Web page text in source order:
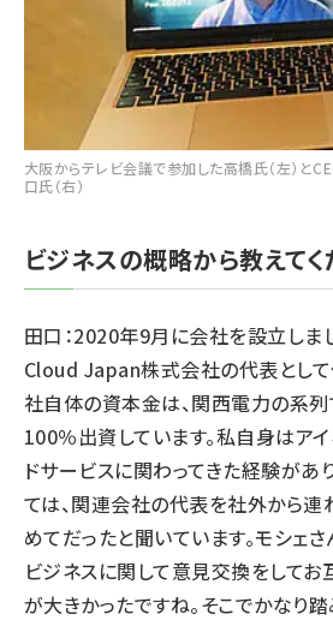
大阪からテレビ会議で参加した高橋氏（左）と
口氏（右）
ビジネスの概略から教えてく
田口：2020年9月に会社を設立しま
Cloud Japan株式会社の代表として
社自体の資本金は、関西電力の系
100％出資しています。私自身はアイ
ドサービスに関わってきた経験があ
ては、関連会社の代表を社外から連
めてだったと聞いています。モシェ
ビジネスに関して意見交換をしてお
が大きかったですね。そこでかなり